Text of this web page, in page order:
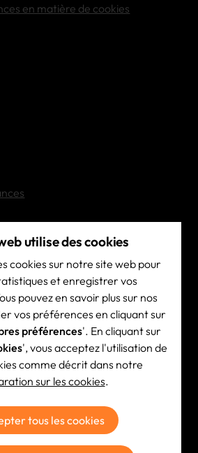
en matière de cookies
contact
utilise des cookies
cookies sur notre site web pour
et enregistrer vos
pouvez en savoir plus sur nos
vos préférences en cliquant sur
préférences'. En cliquant sur
', vous acceptez l'utilisation de
comme décrit dans notre
sur les cookies.
tous les cookies